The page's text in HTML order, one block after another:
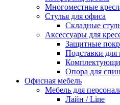
Многоместные
Стулья для офиса
Складные
Аксессуары для
Защитные
Подставки для
Опора для
Офисная мебель
Мебель для
Лайн / Line